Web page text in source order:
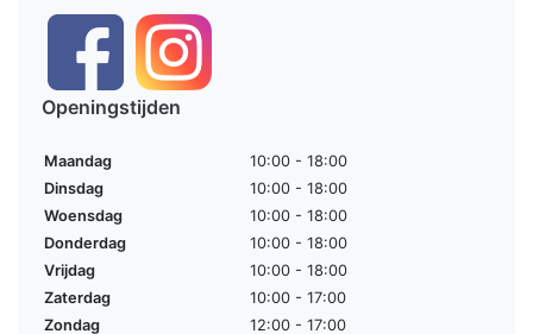
Openingstijden
Maandag
10:00 - 18:00
Dinsdag
10:00 - 18:00
Woensdag
10:00 - 18:00
Donderdag
10:00 - 18:00
Vrijdag
10:00 - 18:00
Zaterdag
10:00 - 17:00
Zondag
12:00 - 17:00